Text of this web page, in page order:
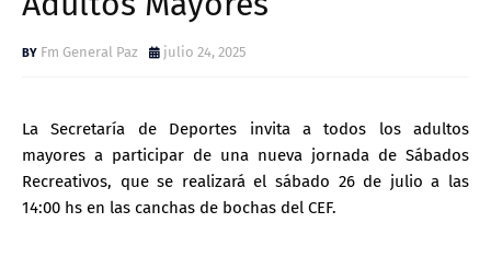
Fm General Paz julio 24, 2025
La Secretaría de Deportes invita a todos los adultos
mayores a participar de una nueva jornada de Sábados
Recreativos, que se realizará el sábado 26 de julio a las
14:00 hs en las canchas de bochas del CEF.